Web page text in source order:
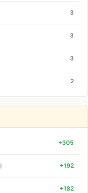
3
3
3
2
+305
+192
+182